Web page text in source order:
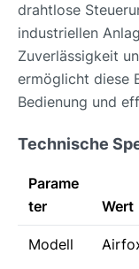
drahtlose
industriellen
Zuverlässigkeit
ermöglicht diese
Bedienung und
Technische
Parame
ter
Wert
Modell